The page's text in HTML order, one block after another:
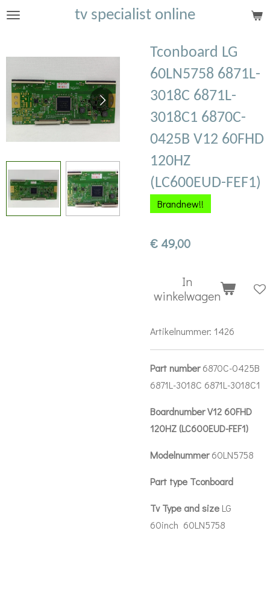
Ga
hoofdinhoud
tv specialist online
Tconboard LG
60LN5758 6871L-
3018C 6871L-
3018C1 6870C-
0425B V12 60FHD
120HZ
(LC600EUD-FEF1)
Brandnew!!
€ 49,00
In
winkelwagen
Artikelnummer: 1426
Part number6870C-0425B
6871L-3018C 6871L-3018C1
Boardnumber V12 60FHD
120HZ (LC600EUD-FEF1)
Modelnummer60LN5758
Part type Tconboard
Tv Type and size LG
60inch 60LN5758